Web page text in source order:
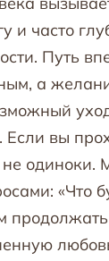
и часто
Путь
а
вы
одиноки.
«Что